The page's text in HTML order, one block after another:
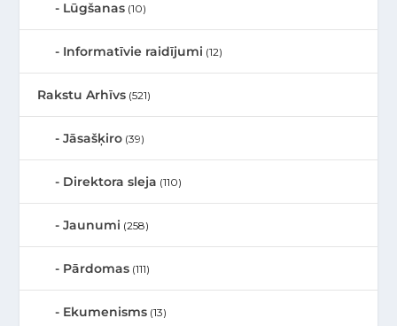
Lūgšanas (10)
Informatīvie raidījumi (12)
Rakstu Arhīvs (521)
Jāsašķiro (39)
Direktora sleja (110)
Jaunumi (258)
Pārdomas (111)
Ekumenisms (13)